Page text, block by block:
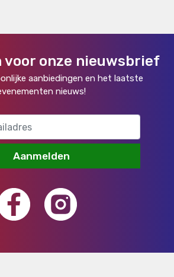
voor onze nieuwsbrief
aanbiedingen en het laatste
nieuws!
Aanmelden